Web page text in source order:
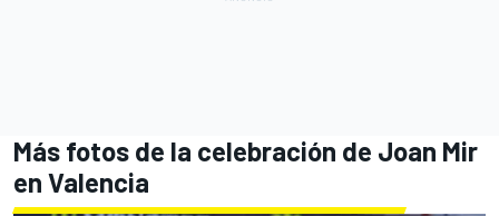
Más fotos de la celebración de Joan Mir
en Valencia